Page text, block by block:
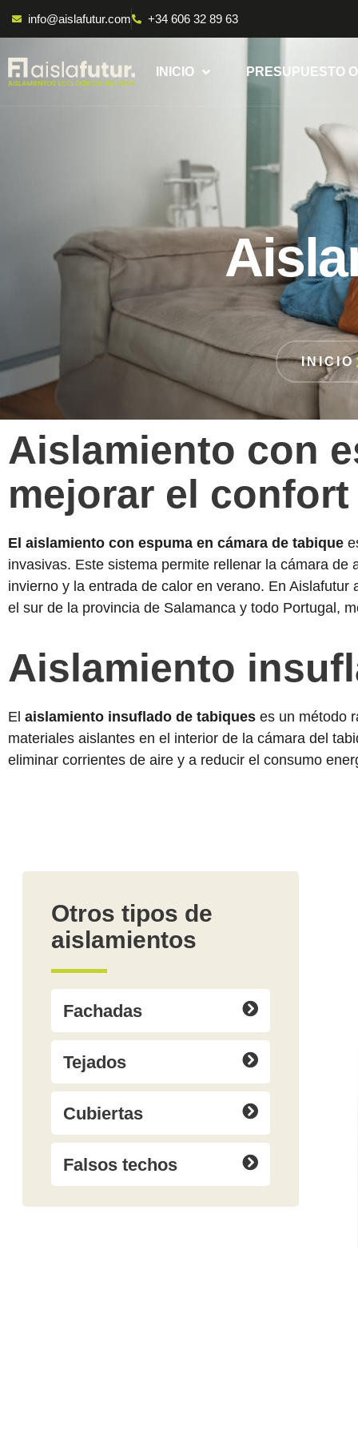
info@aislafutur.com +34 606 32 89 63
INICIO PRESUPUESTO
INICIO
Aislamiento con
mejorar el
El aislamiento con espuma en cámara de tabique
invasivas. Este sistema permite rellenar la cámara
invierno y la entrada de calor en verano. En
el sur de la provincia de Salamanca y todo Portugal,
Aislamiento
El aislamiento insuflado de tabiques es un método
materiales aislantes en el interior de la cámara del
eliminar corrientes de aire y a reducir el consumo
Otros tipos de
aislamientos
Fachadas
Tejados
Cubiertas
Falsos techos